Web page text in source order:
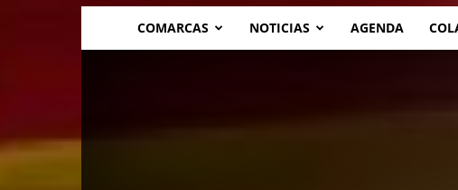
COMARCAS NOTICIAS AGENDA